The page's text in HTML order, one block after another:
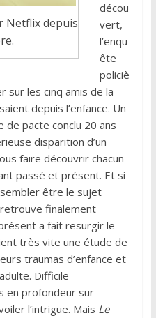
Netflix depuis
décou
vert,
l’enqu
ête
policiè
sur les cinq amis de la
depuis l’enfance. Un
pacte conclu 20 ans
disparition d’un
faire découvrir chacun
passé et présent. Et si
être le sujet
finalement
a fait resurgir le
très vite une étude de
traumas d’enfance et
Difficile
en profondeur sur
l’intrigue. Mais Le